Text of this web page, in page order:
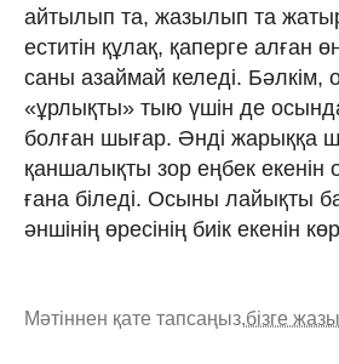
айтылып та, жазылып та
еститін құлақ, қаперге алған
саны азаймай келеді. Бәлкім,
«ұрлықты» тыю үшін де
болған шығар. Әнді жарыққа
қаншалықты зор еңбек екенін
ғана біледі. Осыны лайықты
әншінің өресінің биік екенін
Мәтіннен қате тапсаңыз,бізге